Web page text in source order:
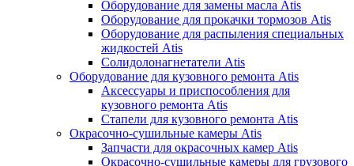
Оборудование для замены масла Atis
Оборудование для прокачки тормозов Atis
Оборудование для распыления специальных
жидкостей Atis
Солидолонагнетатели Atis
Оборудование для кузовного ремонта Atis
Аксессуары и приспособления для
кузовного ремонта Atis
Стапели для кузовного ремонта Atis
Окрасочно-сушильные камеры Atis
Запчасти для окрасочных камер Atis
Окрасочно-сушильные камеры для грузового